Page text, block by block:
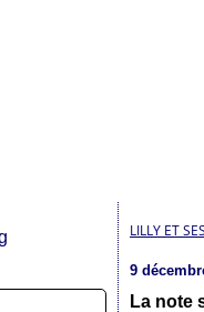
LILLY ET
9
La note